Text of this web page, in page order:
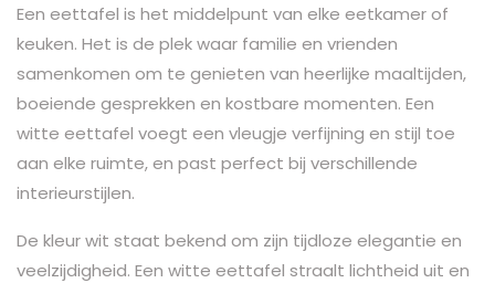
Een eettafel is het middelpunt van elke eetkamer of
keuken. Het is de plek waar familie en vrienden
samenkomen om te genieten van heerlijke maaltijden,
boeiende gesprekken en kostbare momenten. Een
witte eettafel voegt een vleugje verfijning en stijl toe
aan elke ruimte, en past perfect bij verschillende
interieurstijlen.
De kleur wit staat bekend om zijn tijdloze elegantie en
veelzijdigheid. Een witte eettafel straalt lichtheid uit en